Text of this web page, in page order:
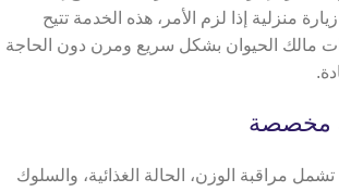
منزلية إذا لزم الأمر، هذه الخدمة تتيح
مالك الحيوان بشكل سريع ومرن دون الحاجة
مراقبة الوزن، الحالة الغذائية، والسلوك